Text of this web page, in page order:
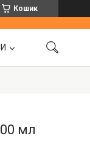
Кошик
мл